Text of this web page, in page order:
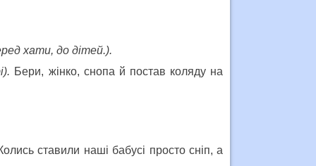
хати, до дітей.).
Бери, жінко, снопа й постав коляду на
ставили наші бабусі просто сніп, а